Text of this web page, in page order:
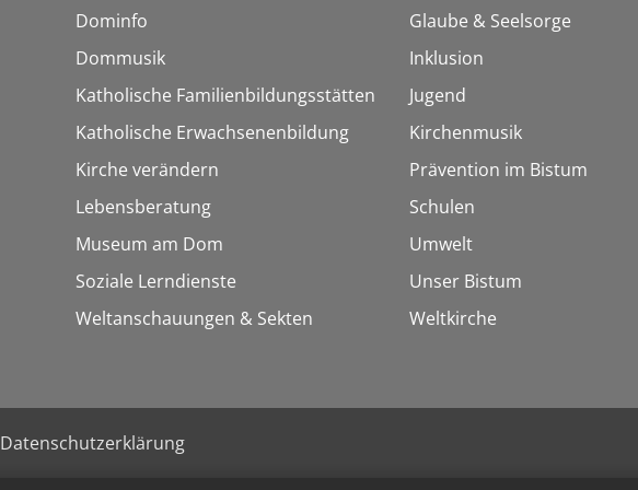
Dominfo
Dommusik
Katholische Familienbildungsstätten
Katholische Erwachsenenbildung
Kirche verändern
Lebensberatung
Museum am Dom
Soziale Lerndienste
Weltanschauungen & Sekten
Glaube & Seelsorge
Inklusion
Jugend
Kirchenmusik
Prävention im Bistum
Schulen
Umwelt
Unser Bistum
Weltkirche
Datenschutzerklärung